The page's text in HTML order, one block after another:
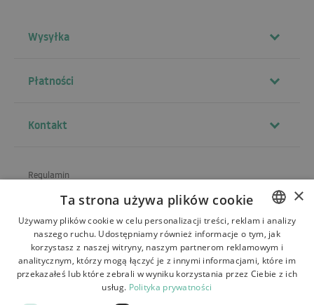
Wysyłka
Płatności
Kontakt
Regulamin
Wysyłka
Zwroty i reklamacje
POLISH
BULGARIAN
×
Ta strona używa plików cookie
Używamy plików cookie w celu personalizacji treści, reklam i analizy
naszego ruchu. Udostępniamy również informacje o tym, jak
korzystasz z naszej witryny, naszym partnerom reklamowym i
analitycznym, którzy mogą łączyć je z innymi informacjami, które im
przekazałeś lub które zebrali w wyniku korzystania przez Ciebie z ich
usług. Polityka prywatności